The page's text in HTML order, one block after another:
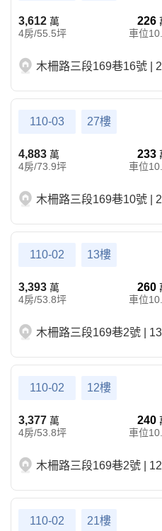
3,612 萬
4房/55.5坪
226
車位
木柵路三段169巷16號 |
110-03 27樓
4,883 萬
4房/73.9坪
233
車位
木柵路三段169巷10號 |
110-02 13樓
3,393 萬
4房/53.8坪
260
車位
木柵路三段169巷2號 |
110-02 12樓
3,377 萬
4房/53.8坪
240
車位
木柵路三段169巷2號 |
110-02 21樓